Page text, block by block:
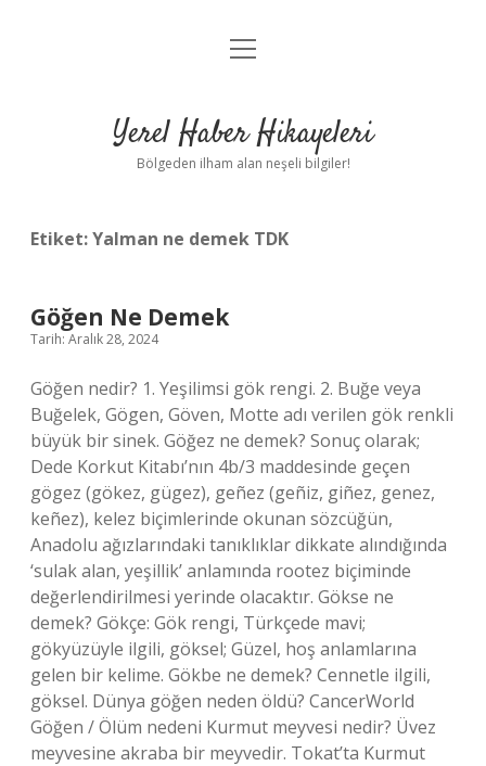
Anasayfa
Yasal Uyarı
menüyü
Yerel Haber Hikayeleri
Bölgeden ilham alan neşeli bilgiler!
Etiket:Yalman ne demek TDK
Göğen Ne Demek
Tarih: Aralık 28, 2024
Göğen nedir? 1. Yeşilimsi gök rengi. 2. Buğe veya
Buğelek, Gögen, Göven, Motte adı verilen gök renkli
büyük bir sinek. Göğez ne demek? Sonuç olarak;
Dede Korkut Kitabı’nın 4b/3 maddesinde geçen
gögez (gökez, gügez), geñez (geñiz, giñez, genez,
keñez), kelez biçimlerinde okunan sözcüğün,
Anadolu ağızlarındaki tanıklıklar dikkate alındığında
‘sulak alan, yeşillik’ anlamında rootez biçiminde
değerlendirilmesi yerinde olacaktır. Gökse ne
demek? Gökçe: Gök rengi, Türkçede mavi;
gökyüzüyle ilgili, göksel; Güzel, hoş anlamlarına
gelen bir kelime. Gökbe ne demek? Cennetle ilgili,
göksel. Dünya göğen neden öldü? CancerWorld
Göğen / Ölüm nedeni Kurmut meyvesi nedir? Üvez
meyvesine akraba bir meyvedir. Tokat’ta Kurmut